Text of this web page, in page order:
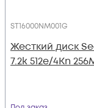
ST16000NM001G
Жесткий диск
7.2k 512e/4Kn